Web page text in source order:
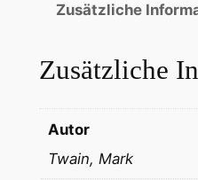
Zusätzliche
Zusätzliche
Autor
Twain, Mark